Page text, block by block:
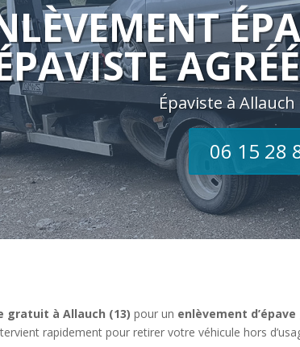
Épaviste à Allauch
06 15 28
gratuit à Allauch (13) pour un enlèvement
rapidement pour retirer votre véhicule hors